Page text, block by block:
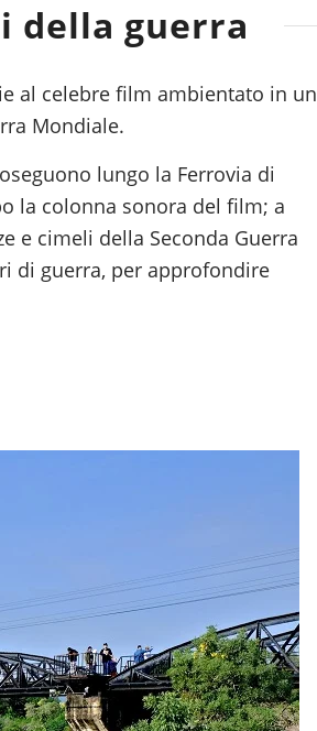
della guerra
al celebre film ambientato in un
Mondiale.
lungo la Ferrovia di
la colonna sonora del film; a
e cimeli della Seconda Guerra
di guerra, per approfondire